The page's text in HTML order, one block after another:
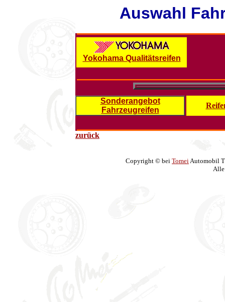
Auswahl
Yokohama Qualitätsreifen
Sonderangebot
Fahrzeugreifen
zurück
Copyright © bei TomeiAutomobil
Alle